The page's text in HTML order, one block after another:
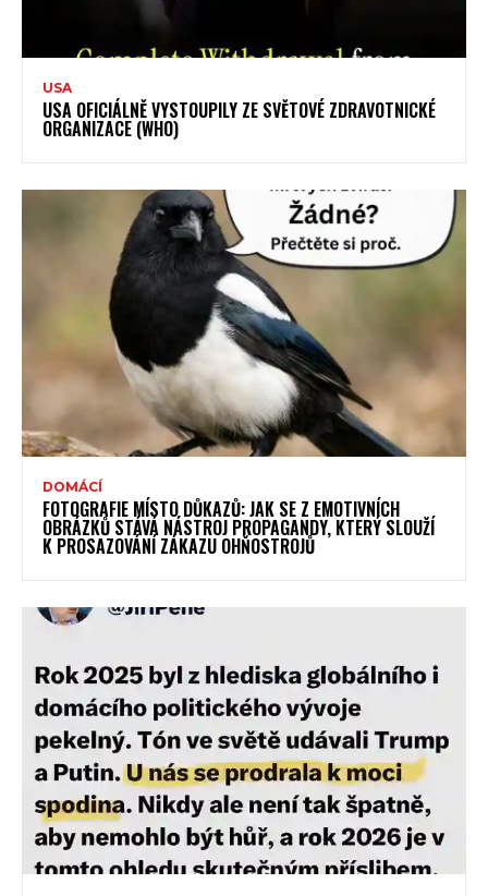
USA
USA OFICIÁLNĚ VYSTOUPILY ZE SVĚTOVÉ ZDRAVOTNICKÉ
ORGANIZACE (WHO)
DOMÁCÍ
FOTOGRAFIE MÍSTO DŮKAZŮ: JAK SE Z EMOTIVNÍCH
OBRÁZKŮ STÁVÁ NÁSTROJ PROPAGANDY, KTERÝ SLOUŽÍ
K PROSAZOVÁNÍ ZÁKAZU OHŇOSTROJŮ